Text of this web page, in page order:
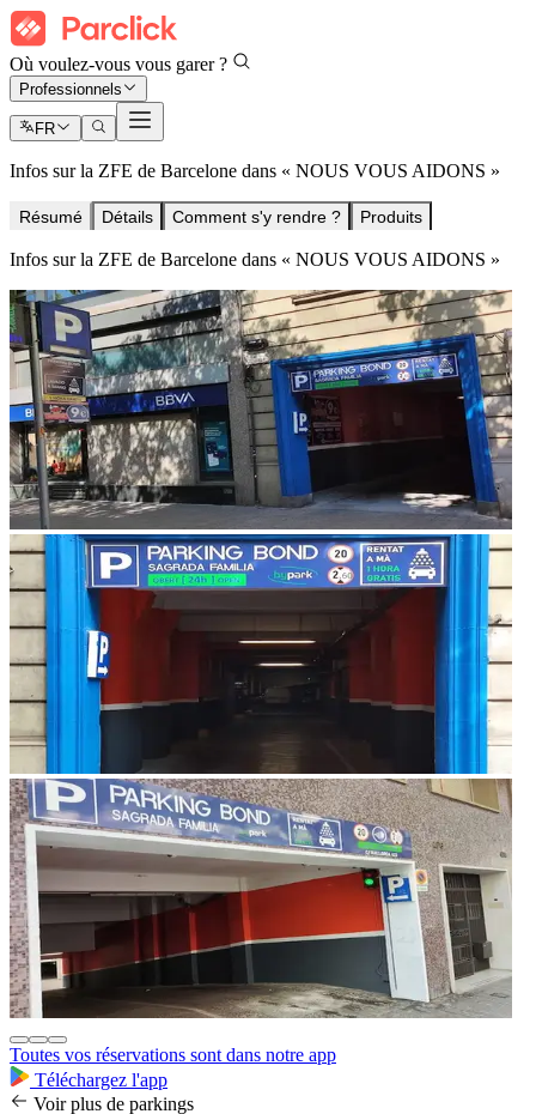
Où voulez-vous vous garer ?
Professionnels
FR
Infos sur la ZFE de Barcelone dans « NOUS VOUS AIDONS »
Résumé Détails Comment s'y rendre ? Produits
Infos sur la ZFE de Barcelone dans « NOUS VOUS AIDONS »
Toutes vos réservations sont dans notre app
Téléchargez l'app
Voir plus de parkings